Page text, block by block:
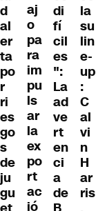
d
al
er
ta
po
r
ri
es
go
s
de
ju
gu
aj
o
pa
ra
im
pu
ls
ar
la
ex
po
rt
ac
ió
di
fí
cil
es
":
La
ad
ve
rt
en
ci
a
de
la
su
lin
e-
up
:
C
al
vi
n
H
ar
ris